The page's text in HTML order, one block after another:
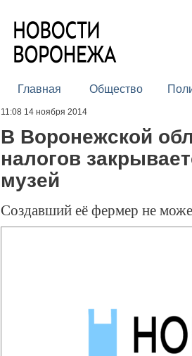
Главная Общество
11:08 14 ноября 2014
В Воронежской
налогов
музей
Создавший её фермер не